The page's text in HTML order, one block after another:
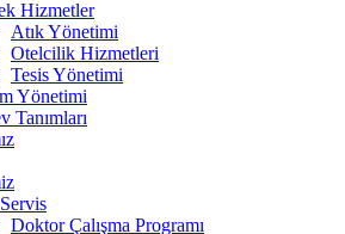
Hizmetler
Atık Yönetimi
Otelcilik Hizmetleri
Tesis Yönetimi
Yönetimi
Tanımları
Doktor Çalışma Programı